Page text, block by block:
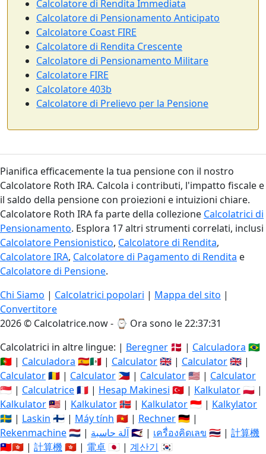
Calcolatore di Rendita Immediata
Calcolatore di Pensionamento Anticipato
Calcolatore Coast FIRE
Calcolatore di Rendita Crescente
Calcolatore di Pensionamento Militare
Calcolatore FIRE
Calcolatore 403b
Calcolatore di Prelievo per la Pensione
Pianifica efficacemente la tua pensione con il nostro
Calcolatore Roth IRA. Calcola i contributi, l'impatto fiscale e
il saldo della pensione con proiezioni e intuizioni chiare.
Calcolatore Roth IRA fa parte della collezione Calcolatrici di
Pensionamento. Esplora 17 altri strumenti correlati, inclusi
Calcolatore Pensionistico, Calcolatore di Rendita,
Calcolatore IRA, Calcolatore di Pagamento di Rendita e
Calcolatore di Pensione.
Chi Siamo | Calcolatrici popolari | Mappa del sito |
Convertitore
2026 © Calcolatrice.now - ⌚ Ora sono le 22:37:32
Calcolatrici in altre lingue: | Beregner 🇩🇰 | Calculadora 🇧🇷
🇵🇹 | Calculadora 🇪🇸🇲🇽 | Calculator🇬🇧 | Calculator🇬🇧 |
Calculator🇷🇴 | Calculator 🇵🇭 | Calculator🇺🇸 | Calculator
🇸🇬 | Calculatrice🇫🇷 | Hesap Makinesi 🇹🇷 | Kalkulator🇵🇱 |
Kalkulator🇲🇾 | Kalkulator🇳🇴 | Kalkulator🇮🇩 | Kalkylator
🇸🇪 | Laskin 🇫🇮 | Máy tính 🇻🇳 | Rechner🇩🇪 |
Rekenmachine🇳🇱 | آلة حاسبة🇸🇦 | เครื่องคิดเลข 🇹🇭 | 計算機
🇹🇼🇭🇰 | 計算機🇭🇰 | 電卓 🇯🇵 | 계산기 🇰🇷